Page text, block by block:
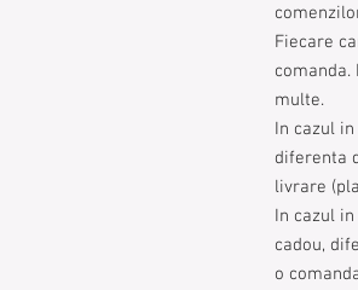
Fiecare
multe.
In cazul
diferenta
livrare
In cazul
cadou,
o